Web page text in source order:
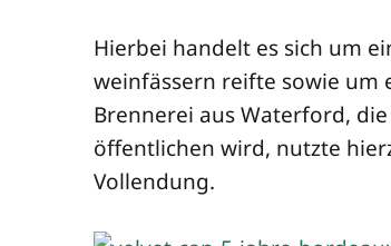
Hier­bei han­delt es sich um
wein­fäs­sern reif­te sowie um
Bren­ne­rei aus Water­ford,
öf­fent­li­chen wird, nutz­te
Vollendung.